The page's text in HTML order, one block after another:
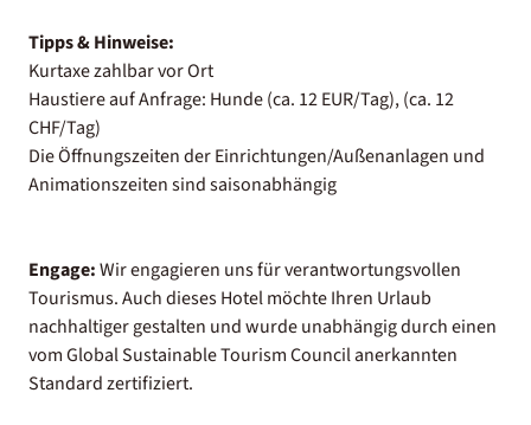
Tipps & Hinweise:
Kurtaxe zahlbar vor Ort
Haustiere auf Anfrage: Hunde (ca. 12 EUR/Tag), (ca. 12
CHF/Tag)
Die Öffnungszeiten der Einrichtungen/Außenanlagen und
Animationszeiten sind saisonabhängig
Engage:Wir engagieren uns für verantwortungsvollen
Tourismus. Auch dieses Hotel möchte Ihren Urlaub
nachhaltiger gestalten und wurde unabhängig durch einen
vom Global Sustainable Tourism Council anerkannten
Standard zertifiziert.